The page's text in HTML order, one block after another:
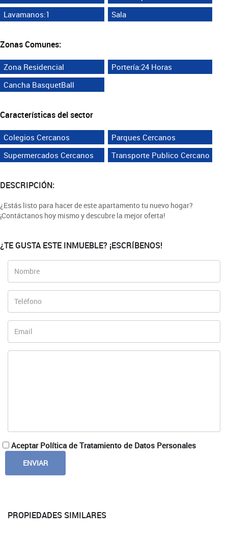
Lavamanos:1
Sala
Zonas Comunes:
Zona Residencial
Portería:24 Horas
Cancha BasquetBall
Características del sector
Colegios Cercanos
Parques Cercanos
Supermercados Cercanos
Transporte Publico Cercano
DESCRIPCIÓN:
¿Estás listo para hacer de este apartamento tu nuevo hogar?
¡Contáctanos hoy mismo y descubre la mejor oferta!
¿TE GUSTA ESTE INMUEBLE? ¡ESCRÍBENOS!
Aceptar Política de Tratamiento de Datos Personales
PROPIEDADES SIMILARES